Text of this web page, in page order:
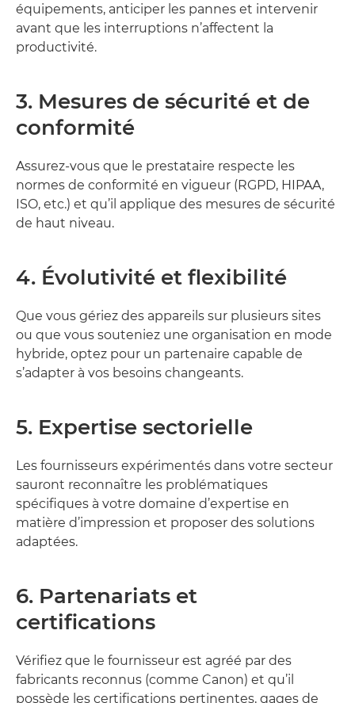
équipements, anticiper les pannes et intervenir
avant que les interruptions n’affectent la
productivité.
3. Mesures de sécurité et de
conformité
Assurez-vous que le prestataire respecte les
normes de conformité en vigueur (RGPD, HIPAA,
ISO, etc.) et qu’il applique des mesures de sécurité
de haut niveau.
4. Évolutivité et flexibilité
Que vous gériez des appareils sur plusieurs sites
ou que vous souteniez une organisation en mode
hybride, optez pour un partenaire capable de
s’adapter à vos besoins changeants.
5. Expertise sectorielle
Les fournisseurs expérimentés dans votre secteur
sauront reconnaître les problématiques
spécifiques à votre domaine d’expertise en
matière d’impression et proposer des solutions
adaptées.
6. Partenariats et
certifications
Vérifiez que le fournisseur est agréé par des
fabricants reconnus (comme Canon) et qu’il
possède les certifications pertinentes, gages de